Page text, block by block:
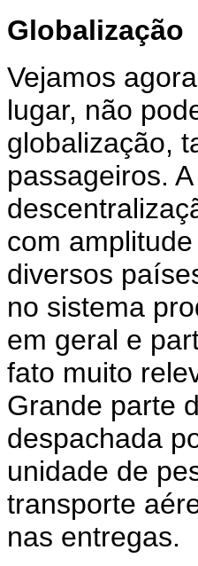
Globalização
Vejamos
lugar, não
globalização,
passageiros.
com
diversos
no sistema
em geral e
fato muito
Grande parte
despachada
unidade de
transporte
nas entregas.